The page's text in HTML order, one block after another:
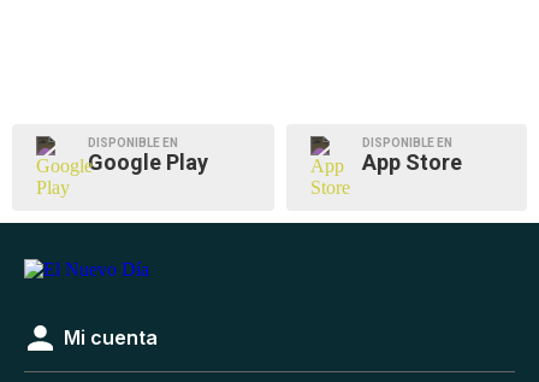
DISPONIBLE EN
Google Play
DISPONIBLE EN
App Store
Mi cuenta